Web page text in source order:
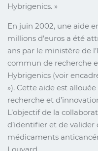
Hybrigenics. »
En juin 2002, une aide
millions d’euros a été
ans par le ministère de
commun de recherche
Hybrigenics (voir
»). Cette aide est
recherche et
L’objectif de la
d’identifier et de valider
médicaments
Louvard.